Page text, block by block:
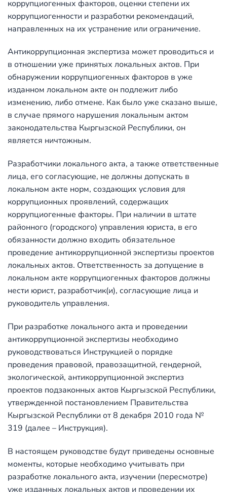
коррупциогенных факторов, оценки степени их
коррупциогенности и разработки рекомендаций,
направленных на их устранение или ограничение.
Антикоррупционная экспертиза может проводиться и
в отношении уже принятых локальных актов. При
обнаружении коррупциогенных факторов в уже
изданном локальном акте он подлежит либо
изменению, либо отмене. Как было уже сказано выше,
в случае прямого нарушения локальным актом
законодательства Кыргызской Республики, он
является ничтожным.
Разработчики локального акта, а также ответственные
лица, его согласующие, не должны допускать в
локальном акте норм, создающих условия для
коррупционных проявлений, содержащих
коррупциогенные факторы. При наличии в штате
районного (городского) управления юриста, в его
обязанности должно входить обязательное
проведение антикоррупционной экспертизы проектов
локальных актов. Ответственность за допущение в
локальном акте коррупциогенных факторов должны
нести юрист, разработчик(и), согласующие лица и
руководитель управления.
При разработке локального акта и проведении
антикоррупционной экспертизы необходимо
руководствоваться Инструкцией о порядке
проведения правовой, правозащитной, гендерной,
экологической, антикоррупционной экспертиз
проектов подзаконных актов Кыргызской Республики,
утвержденной постановлением Правительства
Кыргызской Республики от 8 декабря 2010 года №
319 (далее – Инструкция).
В настоящем руководстве будут приведены основные
моменты, которые необходимо учитывать при
разработке локального акта, изучении (пересмотре)
уже изданных локальных актов и проведении их